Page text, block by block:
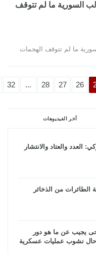
السورية ما لم تتوقف
ما لم تتوقف الهجمات
26
27
28
...
32
آخر الفيديوهات
العدد والعتاد والانتشار
من الذخائر
يجيب عن ما هو دور
حال نشوب عمليات عسكرية